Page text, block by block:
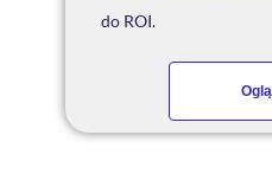
do ROI.